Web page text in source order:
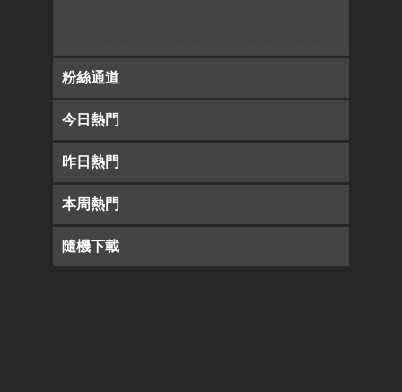
粉絲通道
今日熱門
昨日熱門
本周熱門
隨機下載